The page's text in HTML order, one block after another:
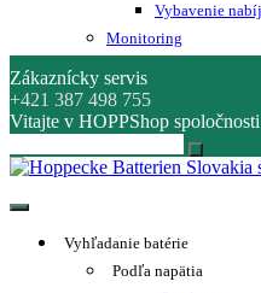
Vybavenie
Monitoring
Zákaznícky servis
+421 387 498 755
Vitajte v HOPPShop
Hoppecke Batterien Slovakia
Online B2B konfigurátor
Vyhľadanie batérie
Podľa napätia